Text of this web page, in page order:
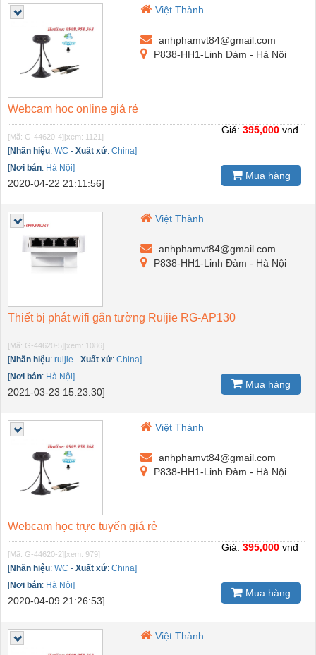
Việt Thành
anhphamvt84@gmail.com
P838-HH1-Linh Đàm - Hà Nội
Webcam học online giá rẻ
[Mã: G-44620-4] [xem: 1121]
[Nhãn hiệu: WC - Xuất xứ: China]
[Nơi bán: Hà Nội]
2020-04-22 21:11:56]
Giá: 395,000 vnđ
Mua hàng
Việt Thành
anhphamvt84@gmail.com
P838-HH1-Linh Đàm - Hà Nội
Thiết bị phát wifi gắn tường Ruijie RG-AP130
[Mã: G-44620-5] [xem: 1086]
[Nhãn hiệu: ruijie - Xuất xứ: China]
[Nơi bán: Hà Nội]
2021-03-23 15:23:30]
Mua hàng
Việt Thành
anhphamvt84@gmail.com
P838-HH1-Linh Đàm - Hà Nội
Webcam học trực tuyến giá rẻ
[Mã: G-44620-2] [xem: 979]
[Nhãn hiệu: WC - Xuất xứ: China]
[Nơi bán: Hà Nội]
2020-04-09 21:26:53]
Giá: 395,000 vnđ
Mua hàng
Việt Thành